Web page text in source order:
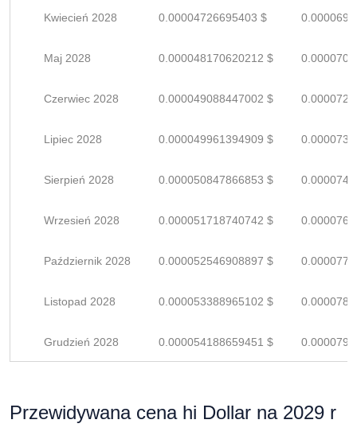
Kwiecień 2028 0.00004726695403 $
Maj 2028 0.000048170620212 $
Czerwiec 2028 0.000049088447002 $
Lipiec 2028 0.000049961394909 $
Sierpień 2028 0.000050847866853 $
Wrzesień 2028 0.000051718740742 $
Październik 2028 0.000052546908897 $
Listopad 2028 0.000053388965102 $
Grudzień 2028 0.000054188659451 $
Przewidywana cena hi Dollar na 2029 r